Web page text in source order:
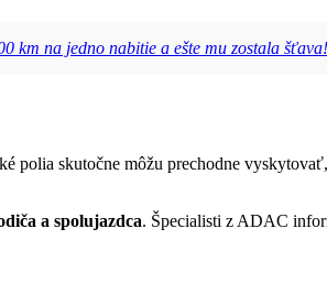
km na jedno nabitie a ešte mu zostala šťava!
polia skutočne môžu prechodne
a spolujazdca. Špecialisti z ADAC